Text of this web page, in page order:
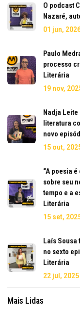
O podcast
Nazaré,
01 jun,
Paulo
processo
Literária
19 nov,
Nadja
literatura
novo
15 out,
“A poesia
sobre seu
tempo e a
Literária
15 set,
Laís Sousa
no sexto
Literária
22 jul, 2025
Mais Lidas